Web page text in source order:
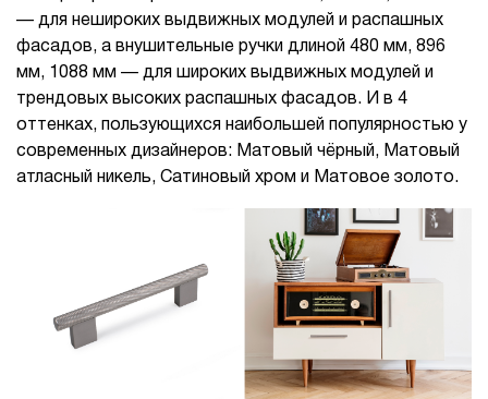
— для нешироких выдвижных модулей и распашных
фасадов, а внушительные ручки длиной 480 мм, 896
мм, 1088 мм — для широких выдвижных модулей и
трендовых высоких распашных фасадов. И в 4
оттенках, пользующихся наибольшей популярностью у
современных дизайнеров: Матовый чёрный, Матовый
атласный никель, Сатиновый хром и Матовое золото.